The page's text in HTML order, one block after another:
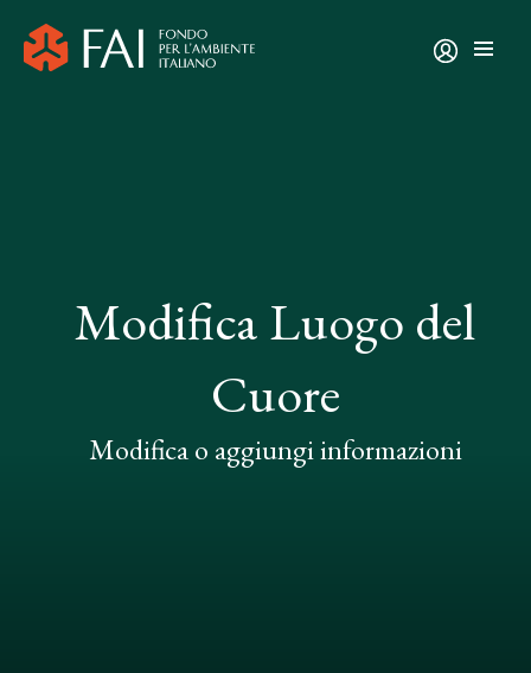
Modifica Luogo del
Cuore
Modifica o aggiungi informazioni